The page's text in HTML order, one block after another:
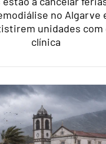
no Algarve
unidades com
clínica